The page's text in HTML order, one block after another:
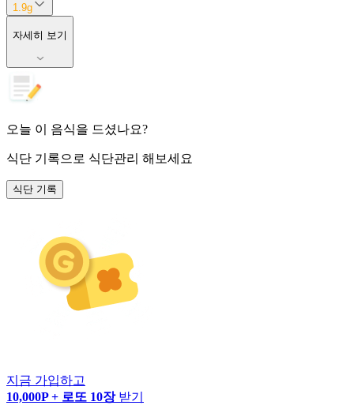
1.9g
자세히 보기
오늘 이 음식을 드셨나요?
식단 기록으로 식단관리 해보세요
식단 기록
지금 가입하고
10,000P + 로또 10장 받기